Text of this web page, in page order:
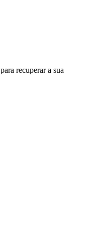
recuperar a sua